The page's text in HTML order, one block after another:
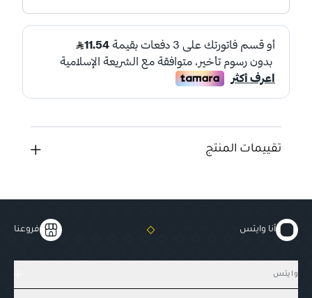
تقييمات المنتج
أنا وايتس فروعنا
وايتس